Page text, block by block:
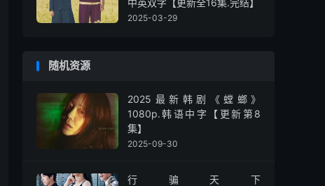
中英双字【更新全16集.完结】
2025-03-29
随机资源
2025最新韩剧《螳螂》
1080p.韩语中字【更新第8
集】
2025-09-30
行骗天下